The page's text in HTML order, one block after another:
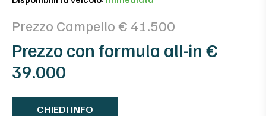
Prezzo Campello € 41.500
Prezzo con formula all-in €
39.000
CHIEDI INFO